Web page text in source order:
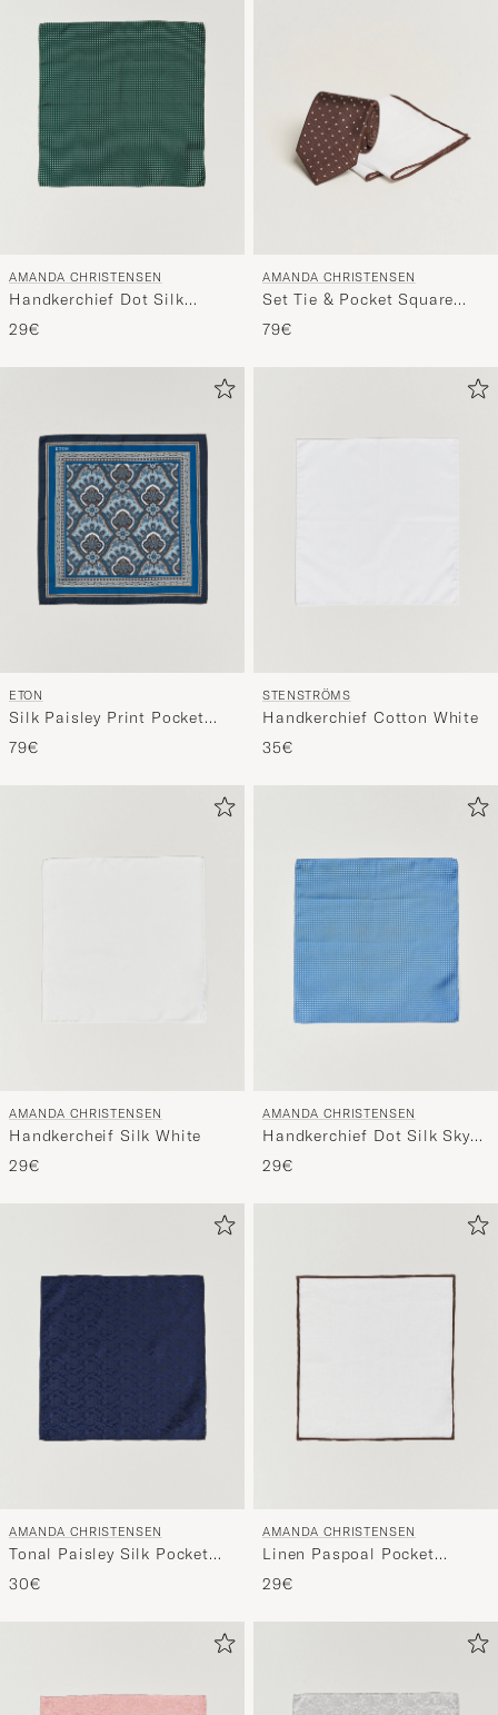
AMANDA CHRISTENSEN
Handkerchief Dot Silk
Bottle Green
29€
AMANDA CHRISTENSEN
Set Tie & Pocket Square
Brown/White
79€
ETON
Silk Paisley Print Pocket
Square Blue
79€
STENSTRÖMS
Handkerchief Cotton White
35€
AMANDA CHRISTENSEN
Handkercheif Silk White
29€
AMANDA CHRISTENSEN
Handkerchief Dot Silk Sky
Blue
29€
AMANDA CHRISTENSEN
Tonal Paisley Silk Pocket
Square Navy
30€
AMANDA CHRISTENSEN
Linen Paspoal Pocket
Square White/Brown
29€